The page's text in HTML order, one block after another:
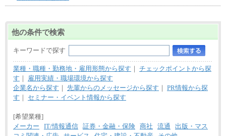
他の条件で検索
キーワードで探す
業種・職種・勤務地・雇用形態から探す ｜ チェックポイントから探
す ｜
雇用実績・職場環境から探す
企業名から探す ｜ 先輩からのメッセージから探す ｜ PR情報から探
す ｜ セミナー・イベント情報から探す
[希望業種]
メーカー
IT/情報通信 証券・金融・保険 商社 流通
出版・マス